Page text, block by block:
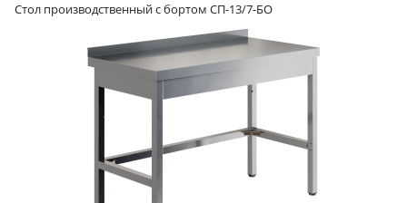
Стол производственный с бортом СП-13/7-БО